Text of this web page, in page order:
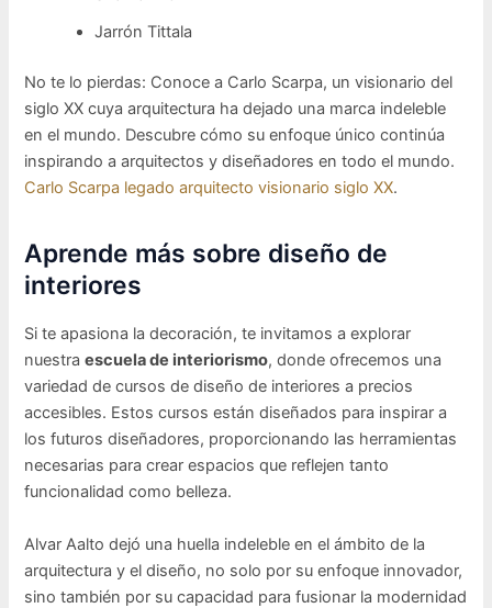
Jarrón Tittala
No te lo pierdas: Conoce a Carlo Scarpa, un visionario del
siglo XX cuya arquitectura ha dejado una marca indeleble
en el mundo. Descubre cómo su enfoque único continúa
inspirando a arquitectos y diseñadores en todo el mundo.
Carlo Scarpa legado arquitecto visionario siglo XX.
Aprende más sobre diseño de
interiores
Si te apasiona la decoración, te invitamos a explorar
nuestraescuela de interiorismo, donde ofrecemos una
variedad de cursos de diseño de interiores a precios
accesibles. Estos cursos están diseñados para inspirar a
los futuros diseñadores, proporcionando las herramientas
necesarias para crear espacios que reflejen tanto
funcionalidad como belleza.
Alvar Aalto dejó una huella indeleble en el ámbito de la
arquitectura y el diseño, no solo por su enfoque innovador,
sino también por su capacidad para fusionar la modernidad